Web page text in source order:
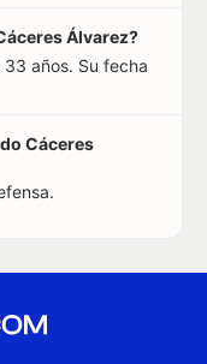
Álvarez?
años. Su fecha
Cáceres